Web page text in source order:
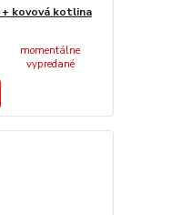
+ kovová kotlina
momentálne
vypredané